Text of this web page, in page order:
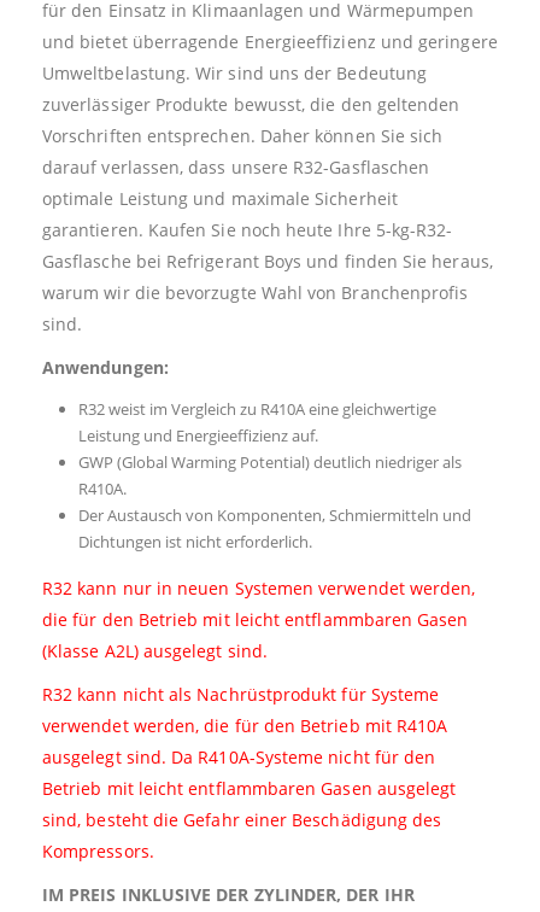
für den Einsatz in Klimaanlagen und Wärmepumpen
und bietet überragende Energieeffizienz und geringere
Umweltbelastung. Wir sind uns der Bedeutung
zuverlässiger Produkte bewusst, die den geltenden
Vorschriften entsprechen. Daher können Sie sich
darauf verlassen, dass unsere R32-Gasflaschen
optimale Leistung und maximale Sicherheit
garantieren. Kaufen Sie noch heute Ihre 5-kg-R32-
Gasflasche bei Refrigerant Boys und finden Sie heraus,
warum wir die bevorzugte Wahl von Branchenprofis
sind.
Anwendungen:
R32 weist im Vergleich zu R410A eine gleichwertige
Leistung und Energieeffizienz auf.
GWP (Global Warming Potential) deutlich niedriger als
R410A.
Der Austausch von Komponenten, Schmiermitteln und
Dichtungen ist nicht erforderlich.
R32 kann nur in neuen Systemen verwendet werden,
die für den Betrieb mit leicht entflammbaren Gasen
(Klasse A2L) ausgelegt sind.
R32 kann nicht als Nachrüstprodukt für Systeme
verwendet werden, die für den Betrieb mit R410A
ausgelegt sind. Da R410A-Systeme nicht für den
Betrieb mit leicht entflammbaren Gasen ausgelegt
sind, besteht die Gefahr einer Beschädigung des
Kompressors.
IM PREIS INKLUSIVE DER ZYLINDER, DER IHR